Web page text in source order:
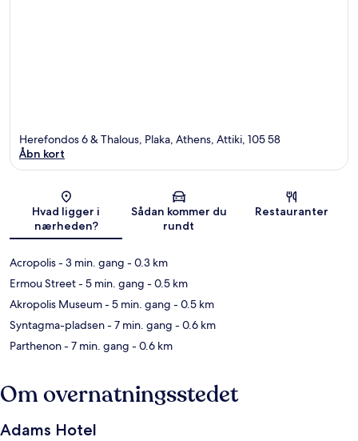
Kort
Herefondos 6 & Thalous, Plaka, Athens, Attiki, 105 58
Åbn kort
Hvad ligger i
nærheden?
Sådan kommer du
rundt
Restauranter
Acropolis- 3 min. gang - 0.3 km
Ermou Street- 5 min. gang - 0.5 km
Akropolis Museum- 5 min. gang - 0.5 km
Syntagma-pladsen- 7 min. gang - 0.6 km
Parthenon- 7 min. gang - 0.6 km
Om overnatningsstedet
Adams Hotel